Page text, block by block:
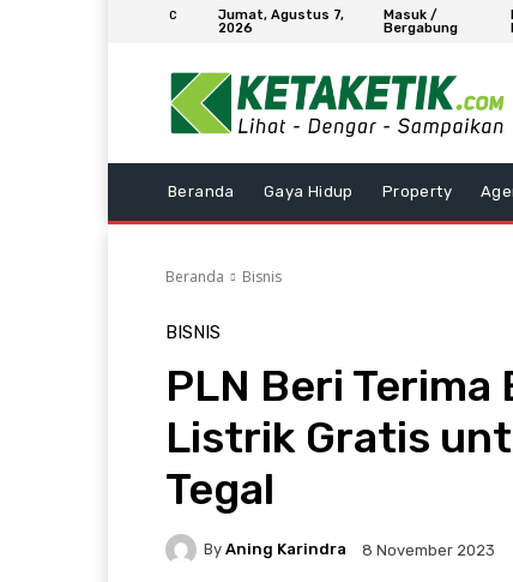
C
Jumat, Agustus 7,
2026
Masuk /
Bergabung
Beranda Gaya Hidup Property
Beranda Bisnis
BISNIS
PLN Beri
Listrik Gratis
Tegal
By Aning Karindra 8 November 2023